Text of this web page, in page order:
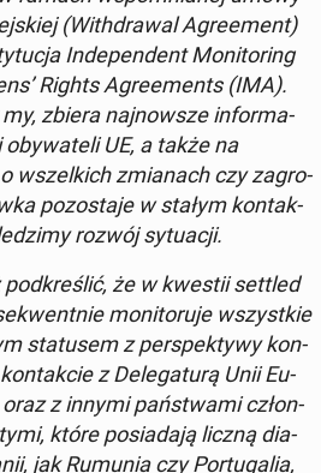
(Wi­th­dra­wal Agre­ement)
In­de­pen­dent Mo­ni­to­ring
Rights Agre­ements (IMA).
zbiera naj­now­sze in­for­ma­
UE, a także na
wszel­kich zmia­nach czy za­gro­
po­zo­sta­je w stałym kon­tak­
rozwój sy­tu­acji.
że w kwestii settled
mo­ni­to­ru­je wszyst­kie
sta­tu­sem z per­spek­ty­wy kon­
z De­le­ga­tu­rą Unii Eu­
z innymi pań­stwa­mi człon­
które po­sia­da­ją liczną dia­
jak Rumunia czy Por­tu­ga­lia,